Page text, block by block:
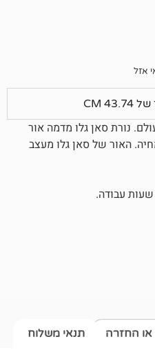
מדמה אור
גלו מעצב
משלוח